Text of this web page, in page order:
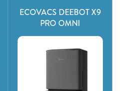
ECOVACS DEEBOT X9
PRO OMNI